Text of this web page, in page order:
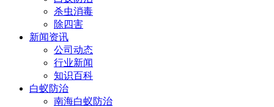
杀虫消毒
除四害
新闻资讯
公司动态
行业新闻
知识百科
白蚁防治
南海白蚁防治